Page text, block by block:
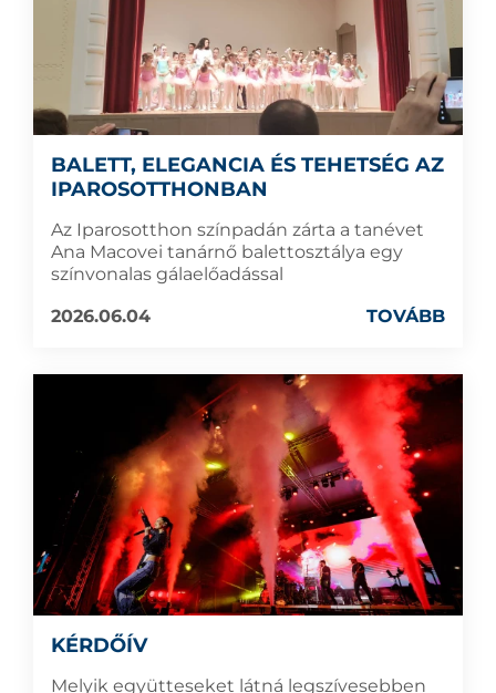
BALETT, ELEGANCIA ÉS TEHETSÉG AZ
IPAROSOTTHONBAN
Az Iparosotthon színpadán zárta a tanévet
Ana Macovei tanárnő balettosztálya egy
színvonalas gálaelőadással
2026.06.04
TOVÁBB
KÉRDŐÍV
Melyik együtteseket látná legszívesebben